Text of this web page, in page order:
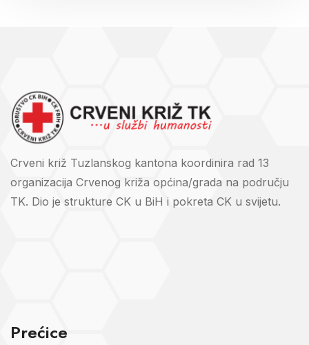
Crveni križ Tuzlanskog kantona koordinira rad 13
organizacija Crvenog križa općina/grada na području
TK. Dio je strukture CK u BiH i pokreta CK u svijetu.
Prećice